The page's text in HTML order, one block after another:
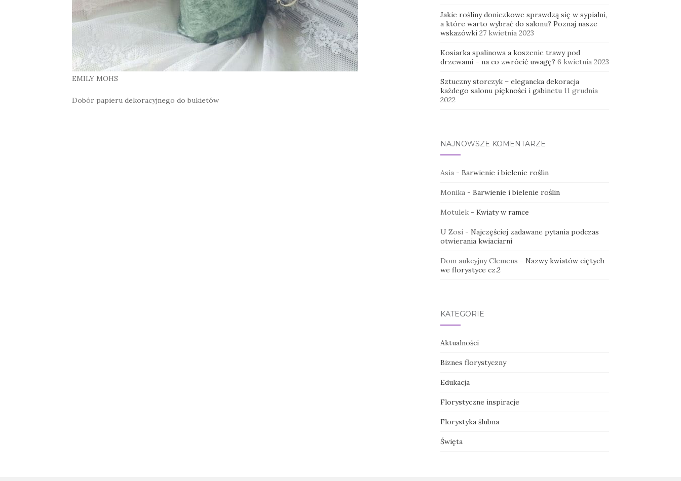
EMILY MOHS
Dobór papieru dekoracyjnego do bukietów
Jakie rośliny doniczkowe sprawdzą się w sypialni,
a które warto wybrać do salonu? Poznaj nasze
wskazówki 27 kwietnia 2023
Kosiarka spalinowa a koszenie trawy pod
drzewami – na co zwrócić uwagę? 6 kwietnia 2023
Sztuczny storczyk – elegancka dekoracja
każdego salonu piękności i gabinetu 11 grudnia
2022
NAJNOWSZE KOMENTARZE
Asia- Barwienie i bielenie roślin
Monika- Barwienie i bielenie roślin
Motulek- Kwiaty w ramce
U Zosi- Najczęściej zadawane pytania podczas
otwierania kwiaciarni
Dom aukcyjny Clemens - Nazwy kwiatów ciętych
we florystyce cz.2
KATEGORIE
Aktualności
Biznes florystyczny
Edukacja
Florystyczne inspiracje
Florystyka ślubna
Święta